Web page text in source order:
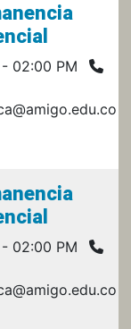
02:00 PM
02:00 PM